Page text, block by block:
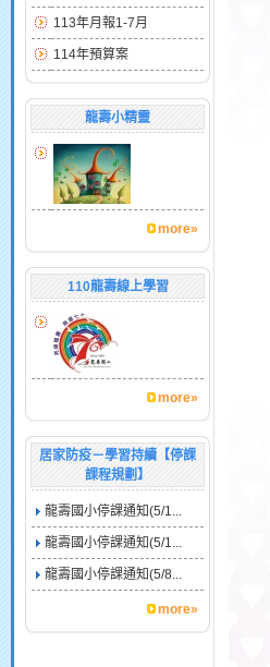
113年月報1-7月
114年預算案
龍壽小精靈
more»
110龍壽線上學習
more»
居家防疫－學習持續【停課
課程規劃】
龍壽國小停課通知(5/1...
龍壽國小停課通知(5/1...
龍壽國小停課通知(5/8...
more»